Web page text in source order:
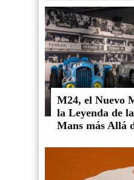
M24, el Nuevo
la Leyenda de
Mans más Allá